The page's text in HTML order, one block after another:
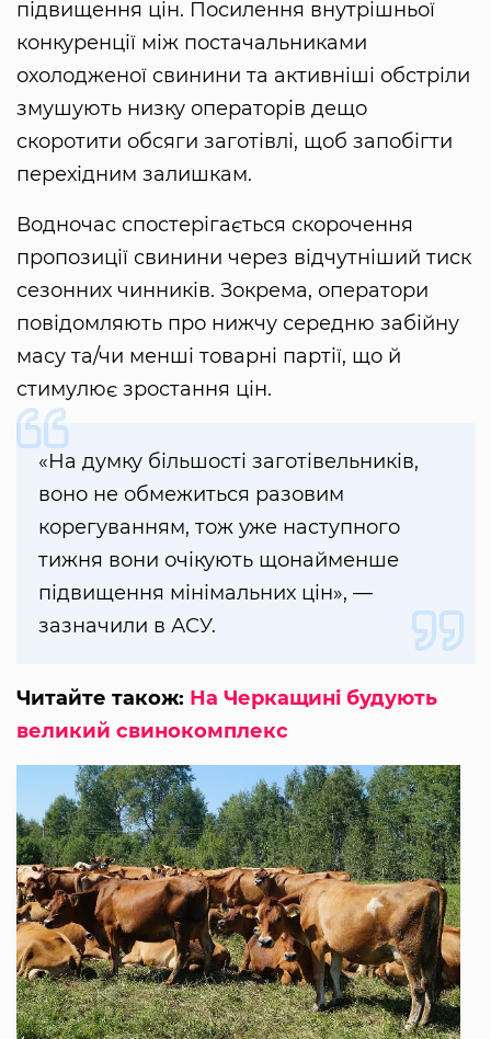
підвищення цін. Посилення внутрішньої
конкуренції між постачальниками
охолодженої свинини та активніші обстріли
змушують низку операторів дещо
скоротити обсяги заготівлі, щоб запобігти
перехідним залишкам.
Водночас спостерігається скорочення
пропозиції свинини через відчутніший тиск
сезонних чинників. Зокрема, оператори
повідомляють про нижчу середню забійну
масу та/чи менші товарні партії, що й
стимулює зростання цін.
«На думку більшості заготівельників,
воно не обмежиться разовим
корегуванням, тож уже наступного
тижня вони очікують щонайменше
підвищення мінімальних цін», —
зазначили в АСУ.
Читайте також: На Черкащині будують
великий свинокомплекс